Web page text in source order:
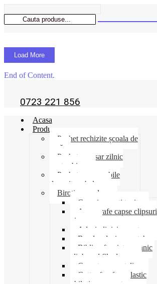
Load More
End of Content.
0723 221 856
Acasa
Produse
Pachet rechizite școala de
vară
Pachet necesar zilnic
pentru birou
Pachet consumabile
depozit-ambalare
Birotica-produse
Cosuri suporti tavite
Ace agrafe capse clipsuri
pioneze
Adeziv lipici corectoare
Banda adeziva-scotch
Biblioraft caiet mecanic
clipboard file dosare
Capsatoare metalice
Cutter foarfeca elastic